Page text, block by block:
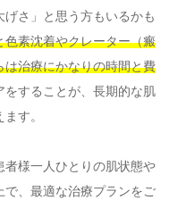
げさ」と思う方もいるかも
色素沈着やクレーター（瘢
治療にかなりの時間と費
をすることが、長期的な肌
す。
者様一人ひとりの肌状態や
、最適な治療プランをご